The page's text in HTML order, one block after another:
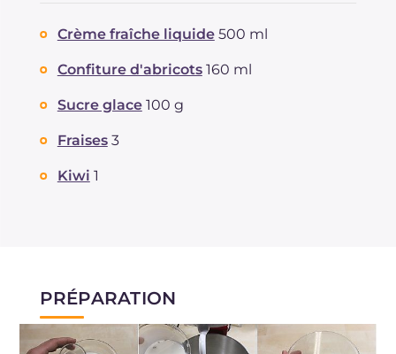
Crème fraîche liquide 500 ml
Confiture d'abricots 160 ml
Sucre glace 100 g
Fraises 3
Kiwi 1
PRÉPARATION